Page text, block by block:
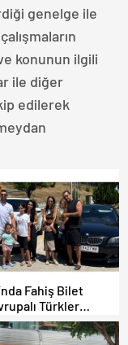
genelge ile
konunun ilgili
ile diğer
edilerek
Fahiş Bilet
Türkler
Akın Etti,
Kilitlendi!